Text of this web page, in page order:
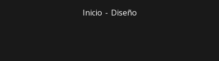
Inicio Diseño